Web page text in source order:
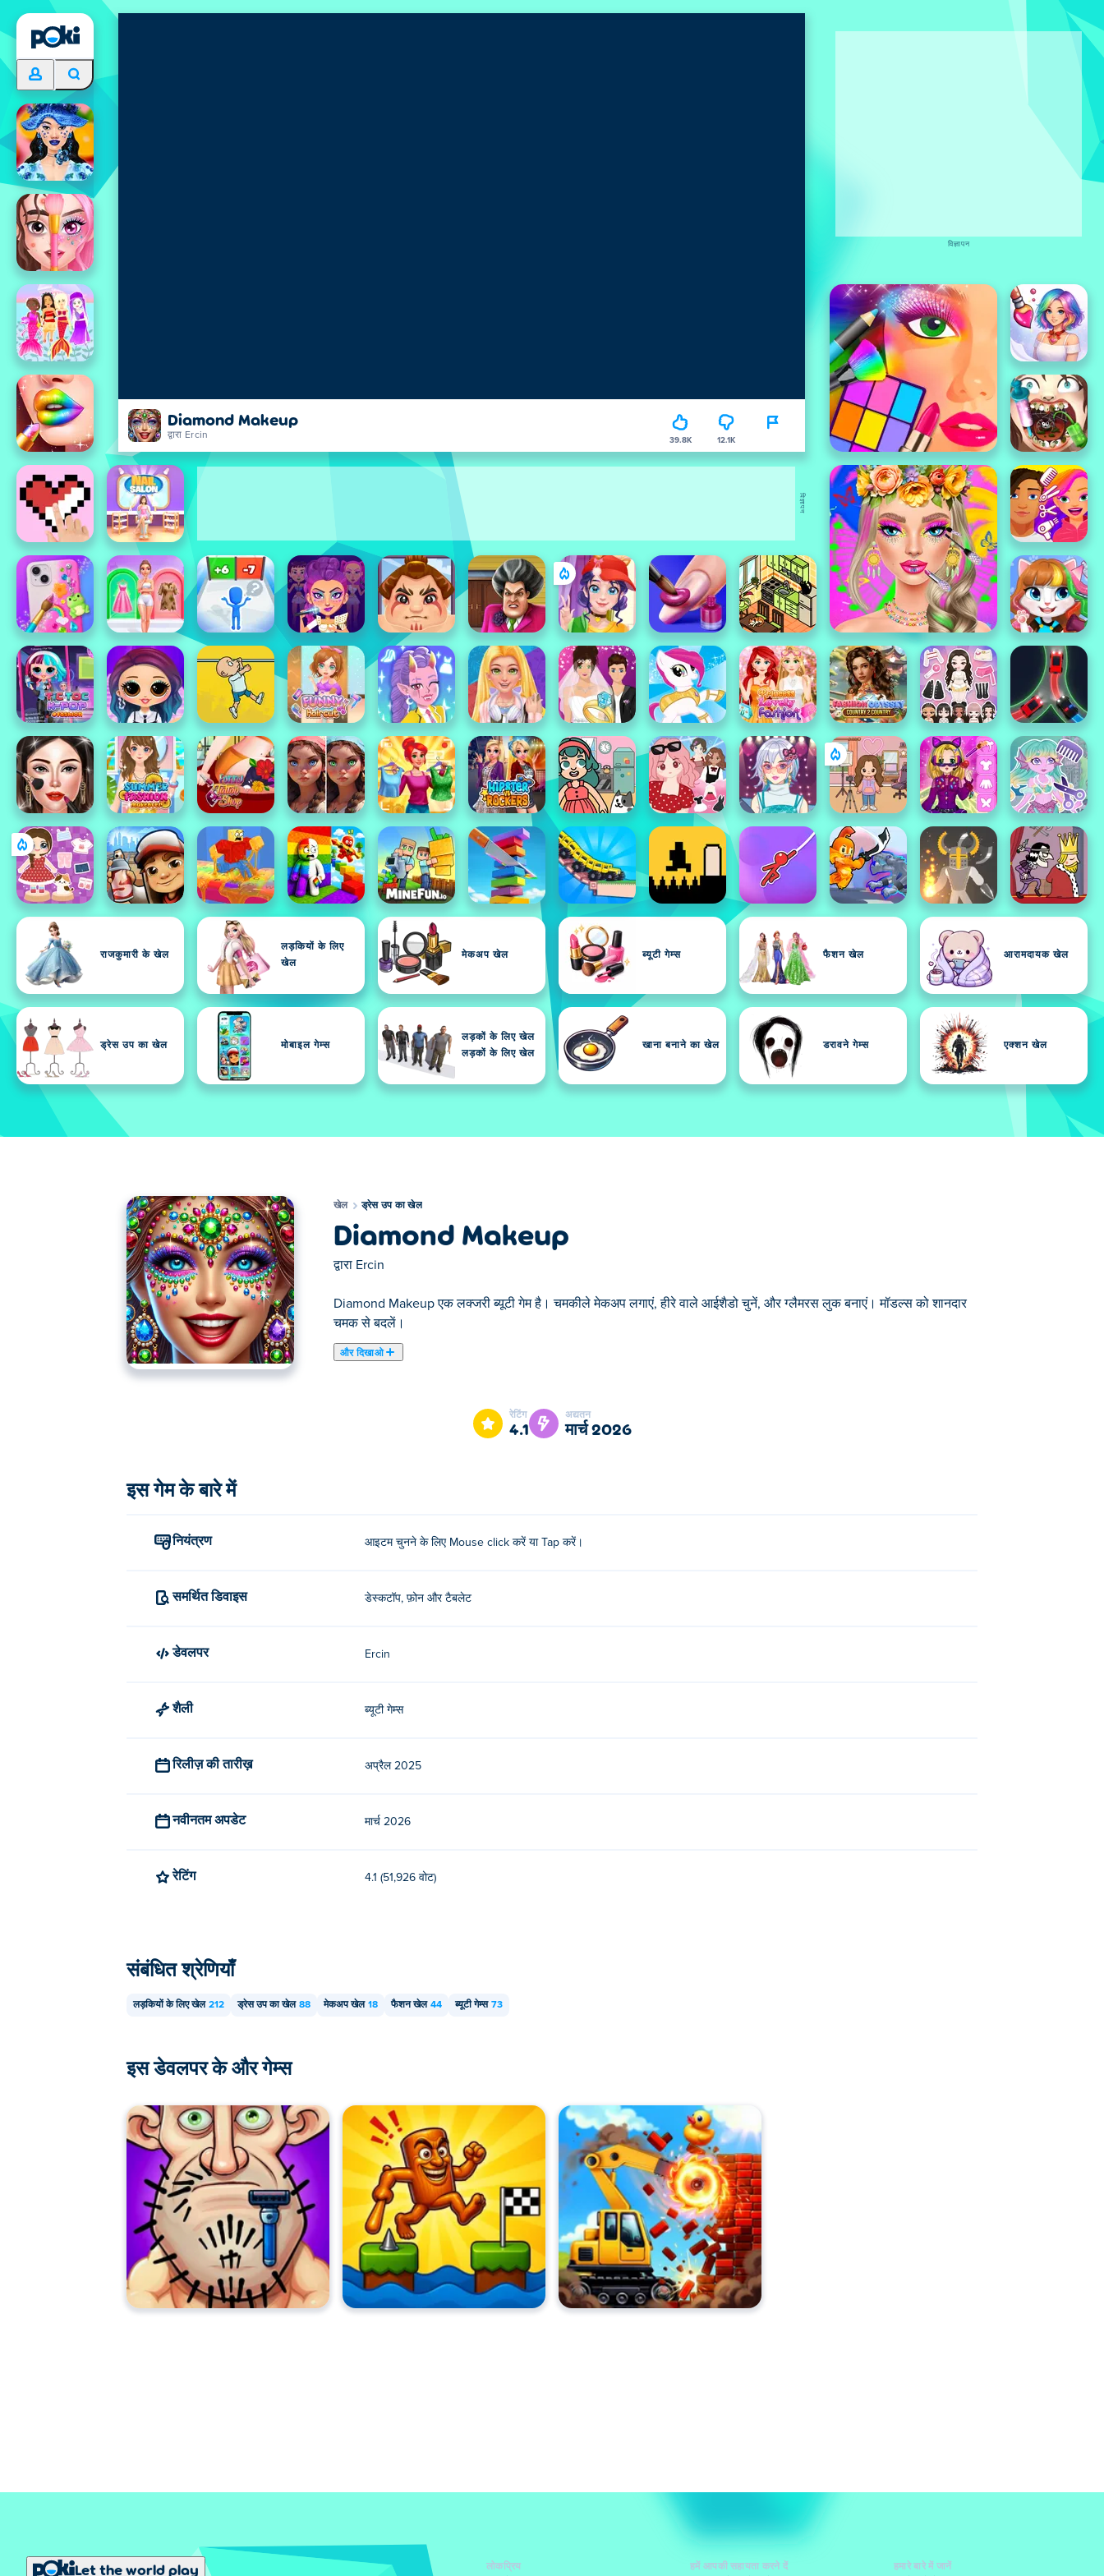
Diamond Makeup
द्वारा Ercin 39.8K 12.1K
राजकुमारी के खेल
लड़कियों के लिए
खेल
मेकअप खेल ब्यूटी गेम्स फैशन खेल आरामदायक खेल
ड्रेस उप का खेल मोबाइल गेम्स
लड़कों के लिए खेल
लड़कों के लिए खेल
खाना बनाने का खेल डरावने गेम्स एक्शन खेल
विज्ञापन
विज्ञापन
खेल ड्रेस उप का खेल
Diamond Makeup
द्वारा Ercin
Diamond Makeup एक लक्जरी ब्यूटी गेम है। चमकीले मेकअप लगाएं, हीरे वाले आईशैडो चुनें, और ग्लैमरस लुक बनाएं। मॉडल्स को शानदार
चमक से बदलें।
और दिखाओ
डायमंड मेकअप एक ड्रेसअप गेम है जहाँ विलासिता रचनात्मकता से मिलती है! शानदार मॉडल को चमकदार रत्नों से बदलें और जबड़े छोड़ने वाले लुक बनाएँ। परफेक्ट हाई-फ़ैशन मेकओवर के
आइटम का चयन करने के लिए क्लिक या टैप करें.
मैं डायमंड मेकअप मुफ्त में कैसे खेल सकता हूं?
क्या मैं मोबाइल डिवाइस और डेस्कटॉप पर डायमंड मेकअप खेल सकता हूँ?
डायमंड मेकअप आपके कंप्यूटर और मोबाइल उपकरणों जैसे फोन और टैबलेट पर खेला जा सकता है।
रेटिंग
4.1
अद्यतन
मार्च 2026
इस गेम के बारे में
नियंत्रण आइटम चुनने के लिए Mouse click करें या Tap करें।
समर्थित डिवाइस डेस्कटॉप, फ़ोन और टैबलेट
डेवलपर Ercin
शैली ब्यूटी गेम्स
रिलीज़ की तारीख़ अप्रैल 2025
नवीनतम अपडेट मार्च 2026
रेटिंग 4.1 (51,926 वोट)
संबंधित श्रेणियाँ
लड़कियों के लिए खेल 212 ड्रेस उप का खेल 88 मेकअप खेल 18 फैशन खेल 44 ब्यूटी गेम्स 73
इस डेवलपर के और गेम्स
Let the world play लोकप्रिय हमें आपकी सहायता करने दें हमारे बारे में जानें